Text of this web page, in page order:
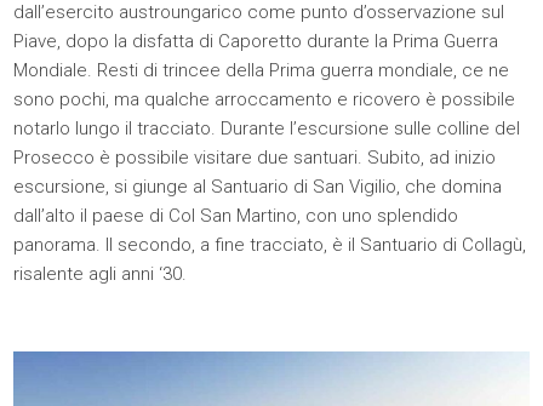
dall’esercito austroungarico come punto d’osservazione sul
Piave, dopo la disfatta di Caporetto durante la Prima Guerra
Mondiale. Resti di trincee della Prima guerra mondiale, ce ne
sono pochi, ma qualche arroccamento e ricovero è possibile
notarlo lungo il tracciato. Durante l’escursione sulle colline del
Prosecco è possibile visitare due santuari. Subito, ad inizio
escursione, si giunge al Santuario di San Vigilio, che domina
dall’alto il paese di Col San Martino, con uno splendido
panorama. Il secondo, a fine tracciato, è il Santuario di Collagù,
risalente agli anni ‘30.